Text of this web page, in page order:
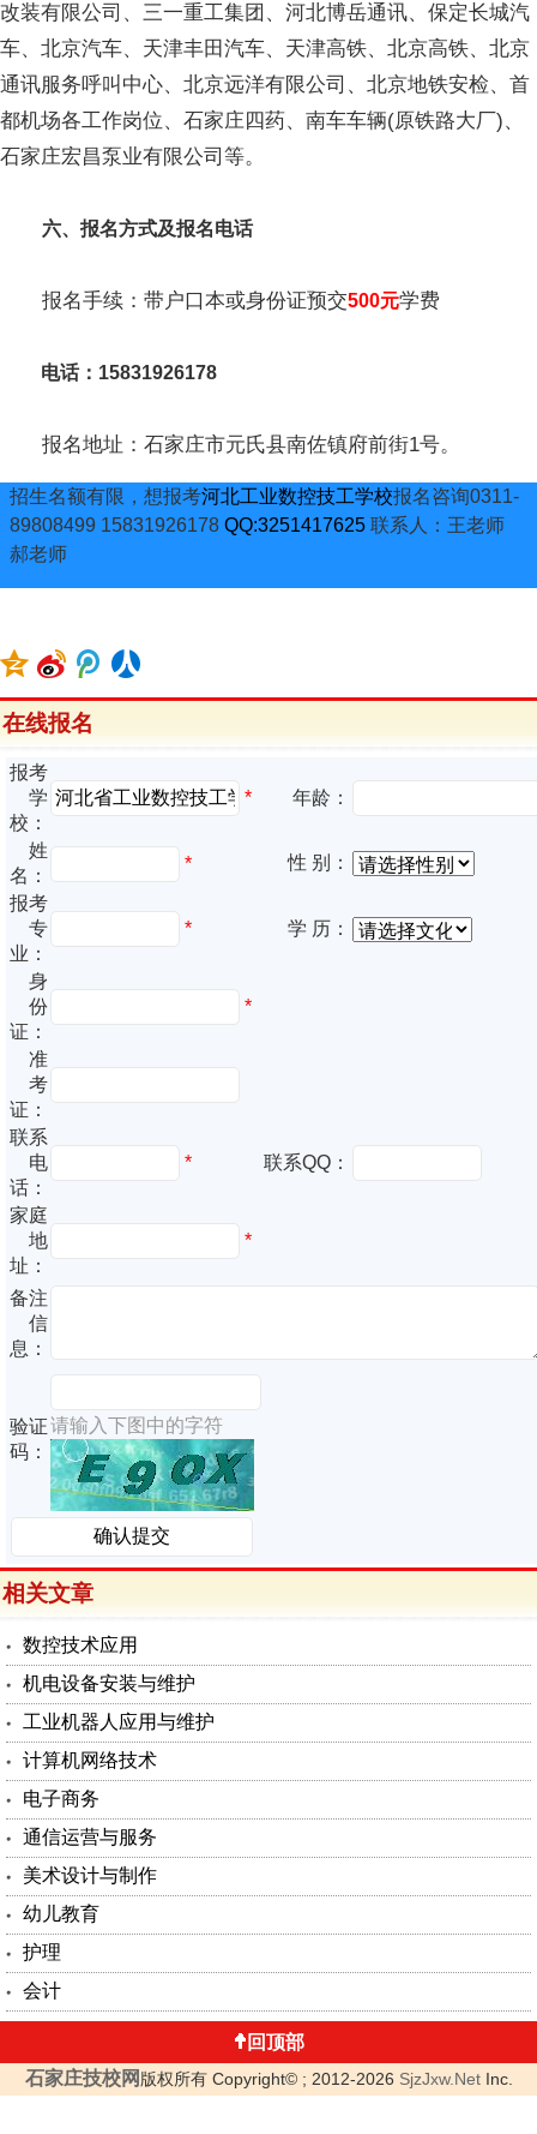
改装有限公司、三一重工集团、河北博岳通讯、保定长城汽
车、北京汽车、天津丰田汽车、天津高铁、北京高铁、北京
通讯服务呼叫中心、北京远洋有限公司、北京地铁安检、首
都机场各工作岗位、石家庄四药、南车车辆(原铁路大厂)、
石家庄宏昌泵业有限公司等。
六、报名方式及报名电话
报名手续：带户口本或身份证预交500元学费
电话：15831926178
报名地址：石家庄市元氏县南佐镇府前街1号。
招生名额有限，想报考河北工业数控技工学校报名咨询0311-
89808499 15831926178 QQ:3251417625 联系人：王老师
郝老师
在线报名
报考
学
校：
* 年龄：
姓
名：
*
性 别：
报考
专
业：
* 学 历：
身
份
证：
*
准
考
证：
联系
电
话：
* 联系QQ：
家庭
地
址：
*
备注
信
息：
验证
码：
请输入下图中的字符
相关文章
数控技术应用
机电设备安装与维护
工业机器人应用与维护
计算机网络技术
电子商务
通信运营与服务
美术设计与制作
幼儿教育
护理
会计
回顶部
石家庄技校网 版权所有 Copyright© ; 2012-2026 SjzJxw.NetInc.